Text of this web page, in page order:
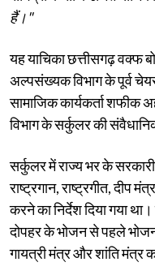
हैं।"
यह याचिका छत्तीसगढ़ वक्फ
अल्पसंख्यक विभाग के पूर्व
सामाजिक कार्यकर्ता शफीक
विभाग के सर्कुलर की
सर्कुलर में राज्य भर के
राष्ट्रगान, राष्ट्रगीत, दीप
करने का निर्देश दिया गया
दोपहर के भोजन से पहले
गायत्री मंत्र और शांति मंत्र